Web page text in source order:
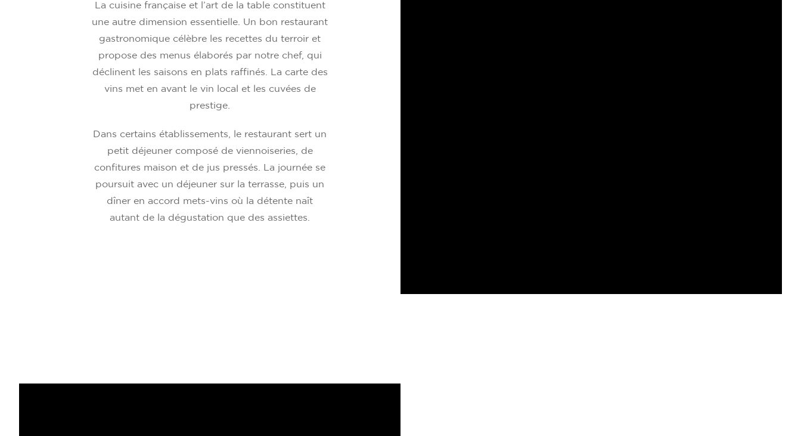
La cuisine française et l’art de la table constituent
une autre dimension essentielle. Un bon restaurant
gastronomique célèbre les recettes du terroir et
propose des menus élaborés par notre chef, qui
déclinent les saisons en plats raffinés. La carte des
vins met en avant le vin local et les cuvées de
prestige.
Dans certains établissements, le restaurant sert un
petit déjeuner composé de viennoiseries, de
confitures maison et de jus pressés. La journée se
poursuit avec un déjeuner sur la terrasse, puis un
dîner en accord mets-vins où la détente naît
autant de la dégustation que des assiettes.